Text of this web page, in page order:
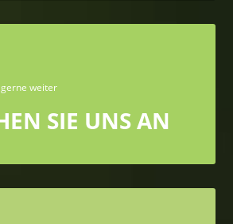
weiter
SIE UNS AN